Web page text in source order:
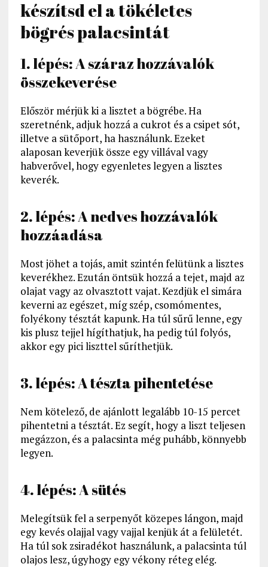
készítsd el a tökéletes
bögrés palacsintát
1. lépés: A száraz hozzávalók
összekeverése
Először mérjük ki a lisztet a bögrébe. Ha
szeretnénk, adjuk hozzá a cukrot és a csipet sót,
illetve a sütőport, ha használunk. Ezeket
alaposan keverjük össze egy villával vagy
habverővel, hogy egyenletes legyen a lisztes
keverék.
2. lépés: A nedves hozzávalók
hozzáadása
Most jöhet a tojás, amit szintén felütünk a lisztes
keverékhez. Ezután öntsük hozzá a tejet, majd az
olajat vagy az olvasztott vajat. Kezdjük el simára
keverni az egészet, míg szép, csomómentes,
folyékony tésztát kapunk. Ha túl sűrű lenne, egy
kis plusz tejjel hígíthatjuk, ha pedig túl folyós,
akkor egy pici liszttel sűríthetjük.
3. lépés: A tészta pihentetése
Nem kötelező, de ajánlott legalább 10-15 percet
pihentetni a tésztát. Ez segít, hogy a liszt teljesen
megázzon, és a palacsinta még puhább, könnyebb
legyen.
4. lépés: A sütés
Melegítsük fel a serpenyőt közepes lángon, majd
egy kevés olajjal vagy vajjal kenjük át a felületét.
Ha túl sok zsiradékot használunk, a palacsinta túl
olajos lesz, úgyhogy egy vékony réteg elég.